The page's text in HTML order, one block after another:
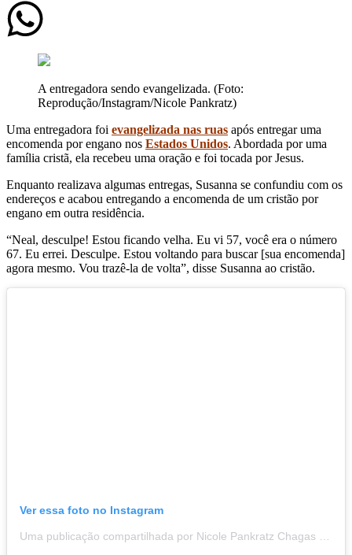
A entregadora sendo evangelizada. (Foto:
Reprodução/Instagram/Nicole Pankratz)
Uma entregadora foi evangelizada nas ruas após entregar uma
encomenda por engano nos Estados Unidos. Abordada por uma
família cristã, ela recebeu uma oração e foi tocada por Jesus.
Enquanto realizava algumas entregas, Susanna se confundiu com os
endereços e acabou entregando a encomenda de um cristão por
engano em outra residência.
“Neal, desculpe! Estou ficando velha. Eu vi 57, você era o número
67. Eu errei. Desculpe. Estou voltando para buscar [sua encomenda]
agora mesmo. Vou trazê-la de volta”, disse Susanna ao cristão.
Ver essa foto no Instagram